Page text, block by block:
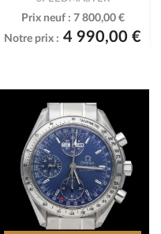
Prix neuf : 7 800,00 €
Notre prix : 4 990,00 €